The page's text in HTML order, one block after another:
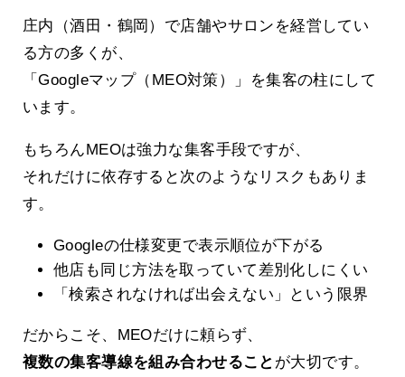
庄内（酒田・鶴岡）で店舗やサロンを経営してい
る方の多くが、
「Googleマップ（MEO対策）」を集客の柱にして
います。
もちろんMEOは強力な集客手段ですが、
それだけに依存すると次のようなリスクもありま
す。
Googleの仕様変更で表示順位が下がる
他店も同じ方法を取っていて差別化しにくい
「検索されなければ出会えない」という限界
だからこそ、MEOだけに頼らず、
複数の集客導線を組み合わせること が大切です。